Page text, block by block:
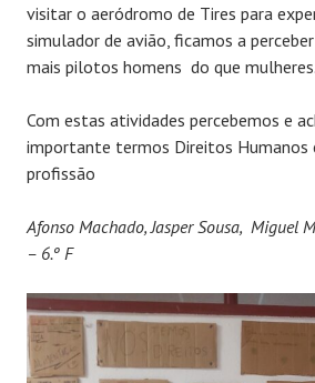
visitar o aeródromo de Tires para
simulador de avião, ficamos a
mais pilotos homens do que mulheres.
Com estas atividades percebemos e
importante termos Direitos Humanos
profissão
Afonso Machado, Jasper Sousa, Miguel
– 6.º F